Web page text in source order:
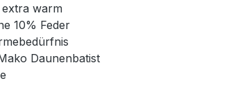
warm
10% Feder
Daunenbatist